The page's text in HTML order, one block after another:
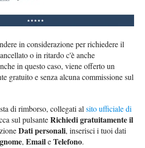
in considerazione per richiedere il
o in ritardo c'è anche
in questo caso, viene offerto un
gratuito e senza alcuna commissione sul
di rimborso, collegati alsito ufficiale di
sul pulsanteRichiedi gratuitamente il
Dati personali, inserisci i tuoi dati
,EmaileTelefono.